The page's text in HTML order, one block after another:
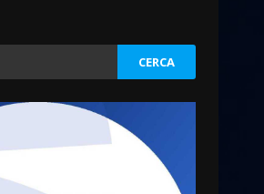
Fasanese ferito a colpi di
arma da fuoco